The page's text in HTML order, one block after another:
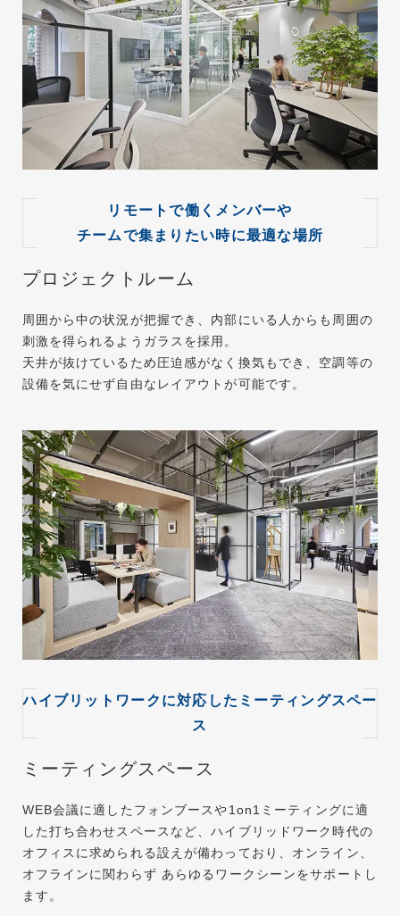
リモートで働くメンバーや
チームで集まりたい時に最適な場所
プロジェクトルーム
周囲から中の状況が把握でき、内部にいる⼈からも周囲の
刺激を得られるようガラスを採⽤。
天井が抜けているため圧迫感がなく換気もでき、空調等の
設備を気にせず⾃由なレイアウトが可能です。
ハイブリットワークに対応したミーティングスペー
ス
ミーティングスペース
WEB会議に適したフォンブースや1on1ミーティングに適
した打ち合わせスペースなど、ハイブリッドワーク時代の
オフィスに求められる設えが備わっており、オンライン、
オフラインに関わらず あらゆるワークシーンをサポートし
ます。